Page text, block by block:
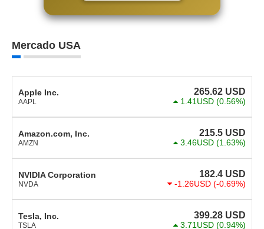
Mercado USA
Apple Inc.
AAPL
265.62 USD
1.41USD (0.56%)
Amazon.com, Inc.
AMZN
215.5 USD
3.46USD (1.63%)
NVIDIA Corporation
NVDA
182.4 USD
-1.26USD (-0.69%)
Tesla, Inc.
TSLA
399.28 USD
3.71USD (0.94%)